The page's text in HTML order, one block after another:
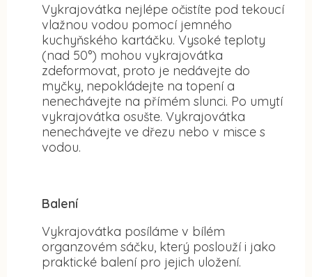
Vykrajovátka nejlépe očistíte pod tekoucí
vlažnou vodou pomocí jemného
kuchyňského kartáčku. Vysoké teploty
(nad 50°) mohou vykrajovátka
zdeformovat, proto je nedávejte do
myčky, nepokládejte na topení a
nenechávejte na přímém slunci. Po umytí
vykrajovátka osušte. Vykrajovátka
nenechávejte ve dřezu nebo v misce s
vodou.
Balení
Vykrajovátka posíláme v bílém
organzovém sáčku, který poslouží i jako
praktické balení pro jejich uložení.